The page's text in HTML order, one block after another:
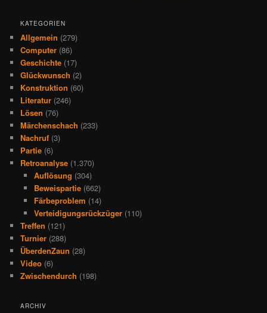
KATEGORIEN
Allgemein (279)
Computer (86)
Geschichte (17)
Glückwunsch (2)
Konstruktion (60)
Literatur (246)
Lösen (76)
Märchenschach (233)
Nachruf (3)
Partie (6)
Retroanalyse (1.370)
Auflösung (304)
Beweispartie(662)
Färbeproblem (14)
Verteidigungsrückzüger(110)
Treffen (121)
Turnier (288)
ÜberdenZaun (28)
Video (6)
Zwischendurch (198)
ARCHIV